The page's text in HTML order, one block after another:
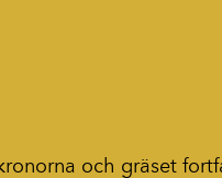
och gräset